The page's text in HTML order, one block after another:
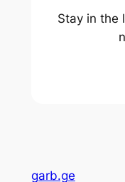
Stay in the
garb.ge